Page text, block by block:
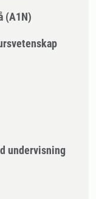
(A1N)
undervisning